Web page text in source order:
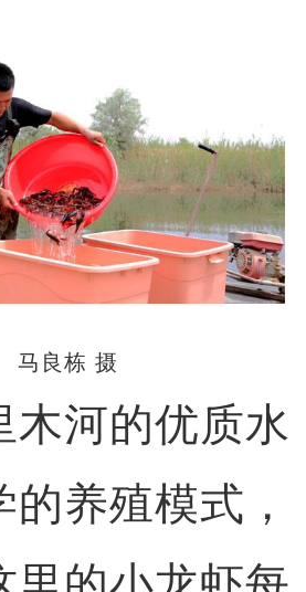
马良栋 摄
河的优质水
养殖模式，